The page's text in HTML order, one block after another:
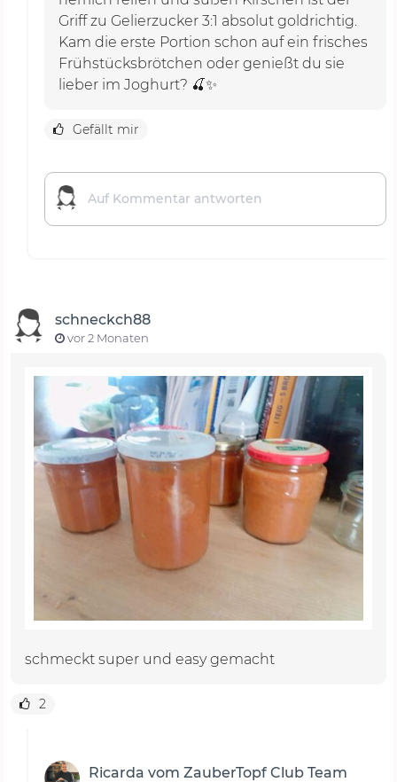
Griff zu Gelierzucker 3:1 absolut goldrichtig.
Kam die erste Portion schon auf ein frisches
Frühstücksbrötchen oder genießt du sie
lieber im Joghurt? 🍒✨
Gefällt mir
schneckch88
vor 2 Monaten
schmeckt super und easy gemacht
2
Ricarda vom ZauberTopf Club Team